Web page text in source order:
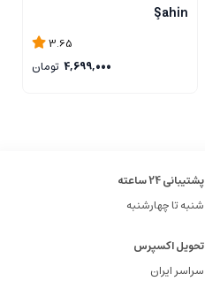
Şahin
3.65
4,699,000 تومان
پشتیبانی 24 ساعته
شنبه تا چهارشنبه
تحویل اکسپرس
سراسر ایران